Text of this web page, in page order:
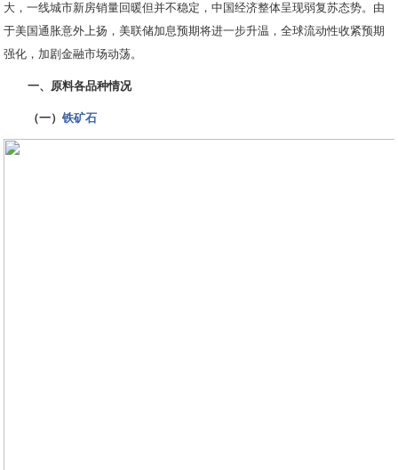
大，一线城市新房销量回暖但并不稳定，中国经济整体呈现弱复苏态势。由
于美国通胀意外上扬，美联储加息预期将进一步升温，全球流动性收紧预期
强化，加剧金融市场动荡。
一、原料各品种情况
（一） 铁矿石